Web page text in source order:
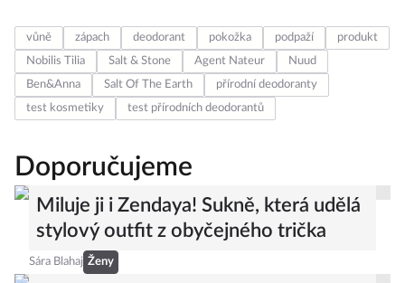
vůně zápach deodorant pokožka podpaží
produkt
Nobilis Tilia
Salt & Stone Agent Nateur
Nuud
Ben&Anna
Salt Of The Earth
přírodní deodoranty
test kosmetiky
test přírodních deodorantů
Doporučujeme
Miluje ji i Zendaya! Sukně, která udělá
stylový outfit z obyčejného trička
Sára Blahaj Ženy